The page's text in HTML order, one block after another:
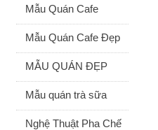
Mẫu Quán Cafe
Mẫu Quán Cafe Đẹp
MẪU QUÁN ĐẸP
Mẫu quán trà sữa
Nghệ Thuật Pha Chế